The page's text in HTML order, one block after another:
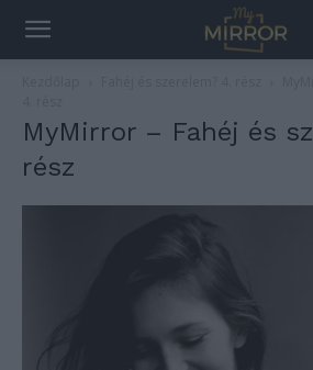
MyMirror – Fahéj és
rész